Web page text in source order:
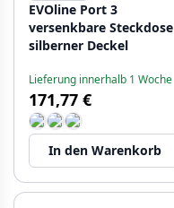
EVOline Port 3
versenkbare Steckdose
silberner Deckel
Lieferung innerhalb 1 Woche
171,77 €
In den Warenkorb